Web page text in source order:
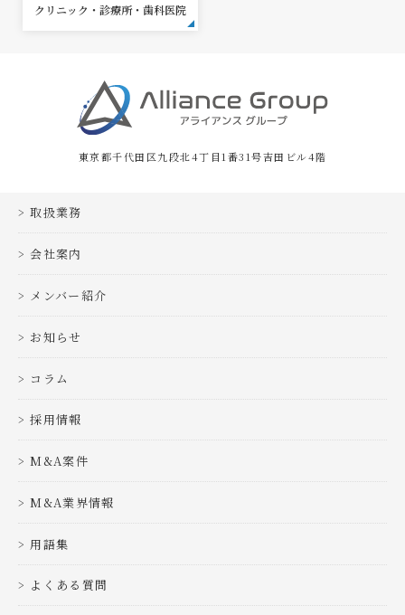
クリニック・診療所・歯科医院
東京都千代田区九段北4丁目1番31号吉田ビル4階
取扱業務
会社案内
メンバー紹介
お知らせ
コラム
採用情報
M&A案件
M&A業界情報
用語集
よくある質問